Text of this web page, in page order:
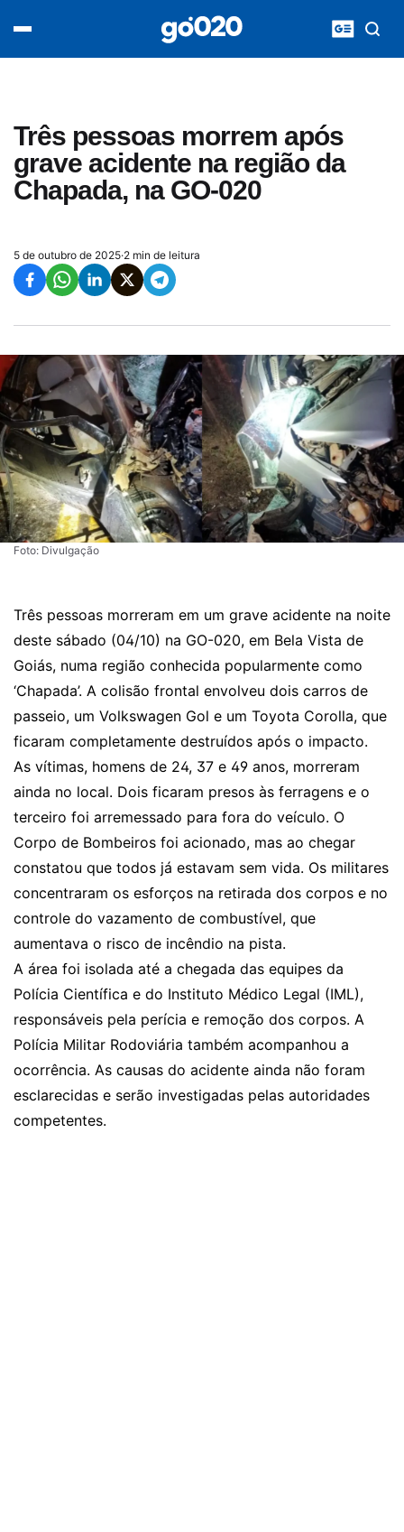
Três pessoas morrem após
grave acidente na região da
Chapada, na GO-020
5 de outubro de 2025·2 min de leitura
Foto: Divulgação
Três pessoas morreram em um grave acidente na noite
deste sábado (04/10) na GO-020, em Bela Vista de
Goiás, numa região conhecida popularmente como
‘Chapada’. A colisão frontal envolveu dois carros de
passeio, um Volkswagen Gol e um Toyota Corolla, que
ficaram completamente destruídos após o impacto.
As vítimas, homens de 24, 37 e 49 anos, morreram
ainda no local. Dois ficaram presos às ferragens e o
terceiro foi arremessado para fora do veículo. O
Corpo de Bombeiros foi acionado, mas ao chegar
constatou que todos já estavam sem vida. Os militares
concentraram os esforços na retirada dos corpos e no
controle do vazamento de combustível, que
aumentava o risco de incêndio na pista.
A área foi isolada até a chegada das equipes da
Polícia Científica e do Instituto Médico Legal (IML),
responsáveis pela perícia e remoção dos corpos. A
Polícia Militar Rodoviária também acompanhou a
ocorrência. As causas do acidente ainda não foram
esclarecidas e serão investigadas pelas autoridades
competentes.
acontece agora
entretenimento
vídeos
pod020